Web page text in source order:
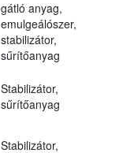
gátló anyag,
emulgeálószer,
stabilizátor,
sűrítőanyag
Stabilizátor,
sűrítőanyag
Stabilizátor,